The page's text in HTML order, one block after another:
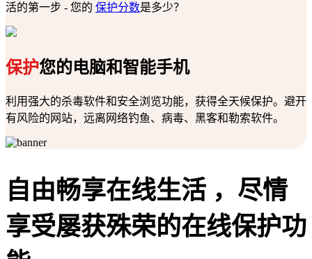
活的第一步 - 您的 保护分数是多少？
保护您的电脑和智能手机
利用强大的杀毒软件和安全浏览功能，获得全天候保护。避开
有风险的网站，远离网络钓鱼、病毒、黑客和勒索软件。
自由畅享在线生活 ，尽情
享受屡获殊荣的在线保护功